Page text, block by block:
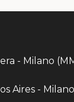
- Milano
Aires -